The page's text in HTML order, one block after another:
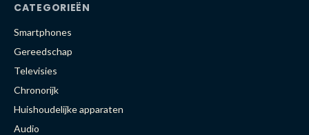
CATEGORIEËN
Smartphones
Gereedschap
Televisies
Chronorijk
Huishoudelijke apparaten
Audio